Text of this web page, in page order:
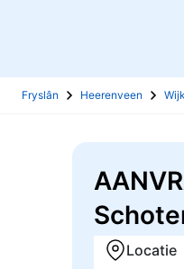
Fryslân Heerenveen
Locatie